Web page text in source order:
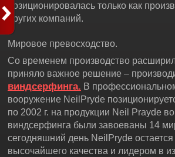
позиционировалась только как
других компаний.
Мировое превосходство.
Со временем производство
приняло важное решение –
виндсерфинга. В
вооружение NeilPryde
по 2002 г. на продукции Neil Prayde
виндсерфинга были завоеваны 14
сегодняшний день NeilPryde
высочайшего качества и лидером в